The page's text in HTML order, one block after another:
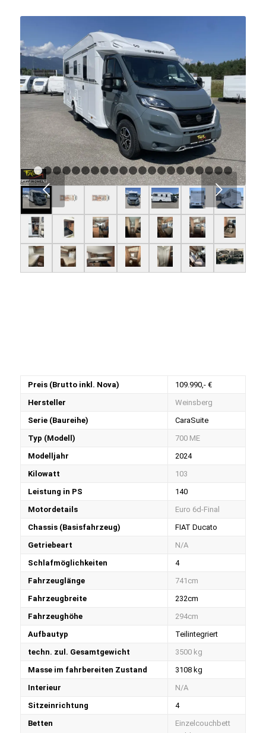
Weiter
1 2 3 4 5 6 7 8 9 101112131415 16
Preis (Brutto inkl. Nova)
109.990,- €
Hersteller
Weinsberg
Serie (Baureihe)
CaraSuite
Typ (Modell)
700 ME
Modelljahr
2024
Kilowatt
103
Leistung in PS
140
Motordetails
Euro 6d-Final
Chassis (Basisfahrzeug)
FIAT Ducato
Getriebeart
N/A
Schlafmöglichkeiten
4
Fahrzeuglänge
741cm
Fahrzeugbreite
232cm
Fahrzeughöhe
294cm
Aufbautyp
Teilintegriert
techn. zul. Gesamtgewicht
3500 kg
Masse im fahrbereiten Zustand
3108 kg
Interieur
N/A
Sitzeinrichtung
4
Betten
Einzelcouchbett